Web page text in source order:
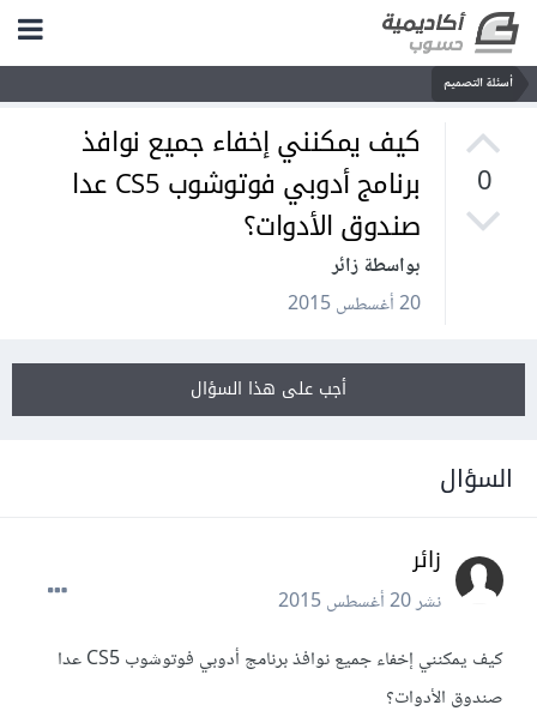
أسئلة التصميم
0
كيف يمكنني إخفاء جميع نوافذ
برنامج أدوبي فوتوشوب CS5 عدا
صندوق الأدوات؟
بواسطة زائر
20 أغسطس 2015
أجب على هذا السؤال
السؤال
زائر
نشر20 أغسطس 2015
كيف يمكنني إخفاء جميع نوافذ برنامج أدوبي فوتوشوب CS5 عدا
صندوق الأدوات؟